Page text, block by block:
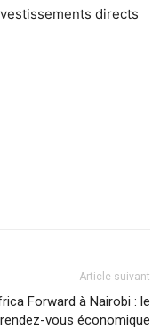
directs
Article suivant
Forward à Nairobi : le
rendez-vous économique